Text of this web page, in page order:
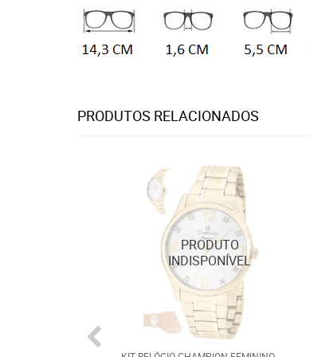
PRODUTOS RELACIONADOS